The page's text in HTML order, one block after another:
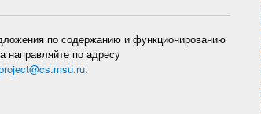
по содержанию и функционированию
направляйте по адресу
.